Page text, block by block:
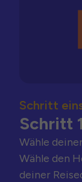
Schritt
Schritt 1
Wähle
Wähle den
deiner